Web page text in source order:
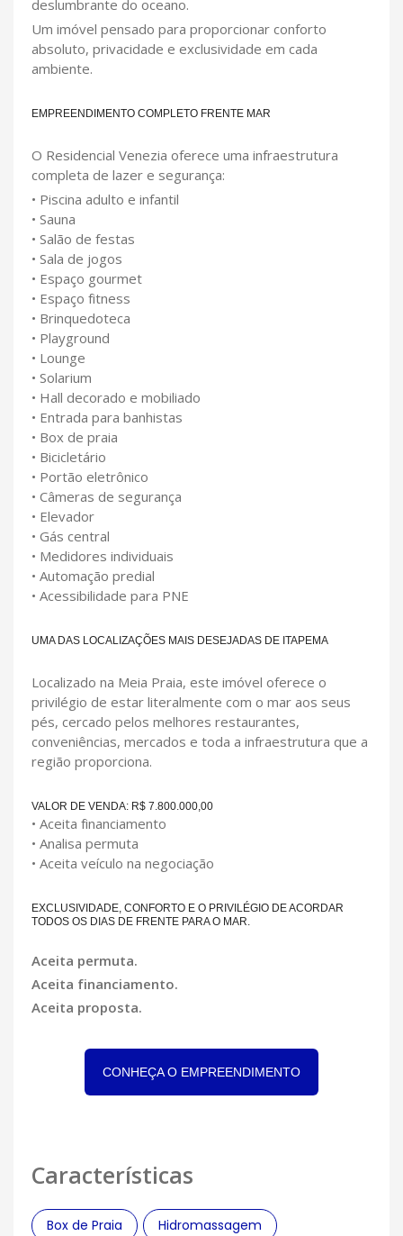
deslumbrante do oceano.
Um imóvel pensado para proporcionar conforto
absoluto, privacidade e exclusividade em cada
ambiente.
EMPREENDIMENTO COMPLETO FRENTE MAR
O Residencial Venezia oferece uma infraestrutura
completa de lazer e segurança:
• Piscina adulto e infantil
• Sauna
• Salão de festas
• Sala de jogos
• Espaço gourmet
• Espaço fitness
• Brinquedoteca
• Playground
• Lounge
• Solarium
• Hall decorado e mobiliado
• Entrada para banhistas
• Box de praia
• Bicicletário
• Portão eletrônico
• Câmeras de segurança
• Elevador
• Gás central
• Medidores individuais
• Automação predial
• Acessibilidade para PNE
UMA DAS LOCALIZAÇÕES MAIS DESEJADAS DE ITAPEMA
Localizado na Meia Praia, este imóvel oferece o
privilégio de estar literalmente com o mar aos seus
pés, cercado pelos melhores restaurantes,
conveniências, mercados e toda a infraestrutura que a
região proporciona.
VALOR DE VENDA: R$ 7.800.000,00
• Aceita financiamento
• Analisa permuta
• Aceita veículo na negociação
EXCLUSIVIDADE, CONFORTO E O PRIVILÉGIO DE ACORDAR
TODOS OS DIAS DE FRENTE PARA O MAR.
Aceita permuta.
Aceita financiamento.
Aceita proposta.
CONHEÇA O EMPREENDIMENTO
Características
Box de Praia Hidromassagem